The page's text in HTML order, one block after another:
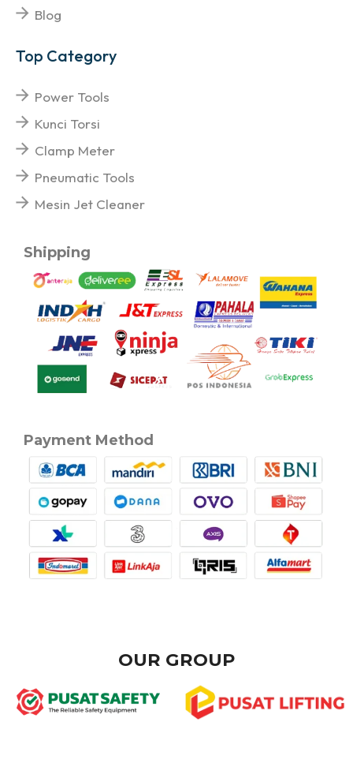
Blog
Top Category
Power Tools
Kunci Torsi
Clamp Meter
Pneumatic Tools
Mesin Jet Cleaner
Shipping
Payment Method
OUR GROUP